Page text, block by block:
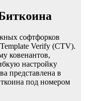
софтфорков
Verify (CTV).
ковенантов,
настройку
представлена в
под номером